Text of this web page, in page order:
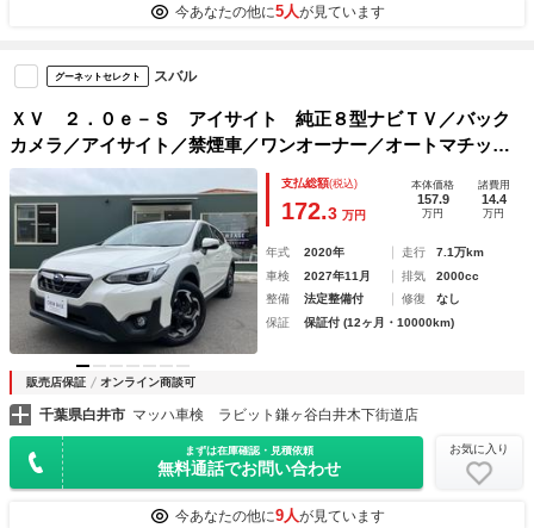
今あなたの他に5人が見ています
グーネットセレクト スバル
ＸＶ ２．０ｅ－Ｓ アイサイト 純正８型ナビＴＶ／バック
カメラ／アイサイト／禁煙車／ワンオーナー／オートマチック
ハイビーム／レーダークルーズ／ＬＥＤヘッドライト／ドライ
ブレコーダー／ＥＴＣ／ＴＶキット
支払総額(税込)
172.3 万円
本体価格
157.9
万円
諸費用
14.4
万円
年式 2020年 走行
7.1万km
車検
2027年11月 排気
2000cc
整備
法定整備付 修復
なし
保証
保証付 (12ヶ月・10000km)
販売店保証 オンライン商談可
千葉県白井市 マッハ車検 ラビット鎌ヶ谷白井木下街道店
まずは在庫確認・見積依頼
無料通話でお問い合わせ
お気に入り
今あなたの他に9人が見ています